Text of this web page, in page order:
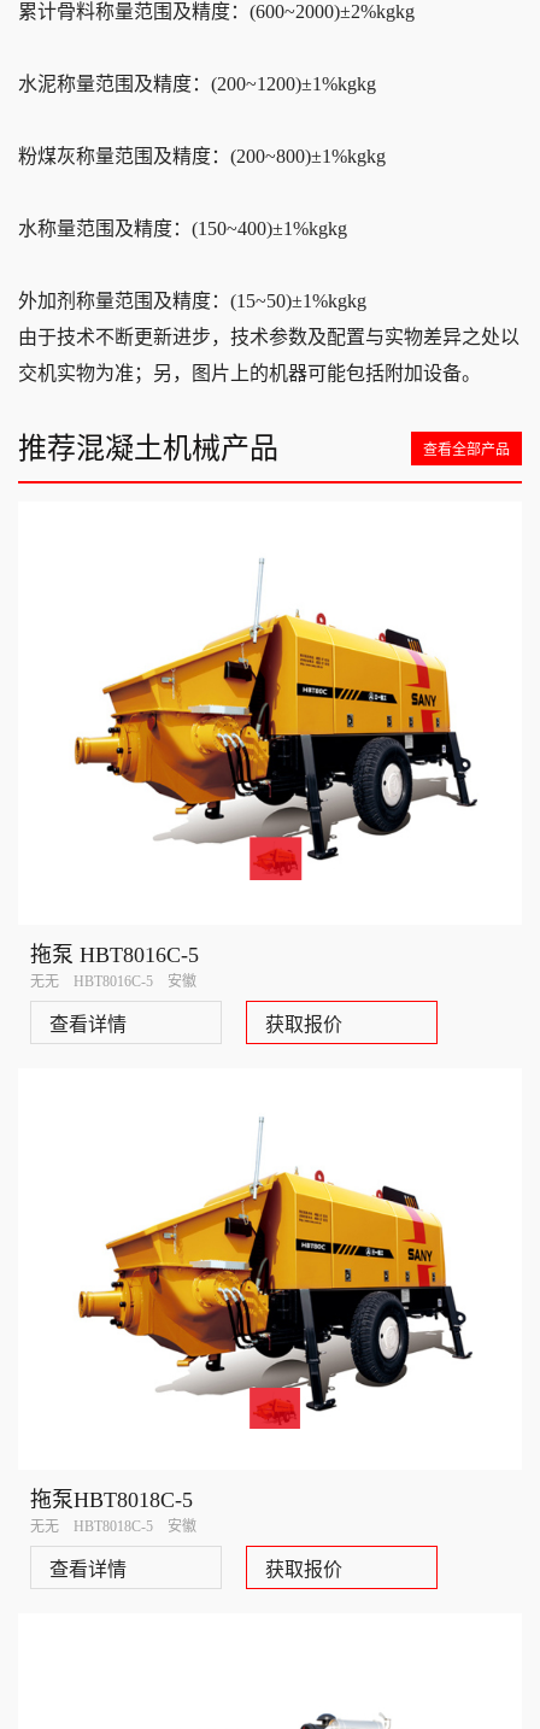
累计骨料称量范围及精度：(600~2000)±2%kgkg
水泥称量范围及精度：(200~1200)±1%kgkg
粉煤灰称量范围及精度：(200~800)±1%kgkg
水称量范围及精度：(150~400)±1%kgkg
外加剂称量范围及精度：(15~50)±1%kgkg
由于技术不断更新进步，技术参数及配置与实物差异之处以
交机实物为准；另，图片上的机器可能包括附加设备。
推荐混凝土机械产品 查看全部产品
拖泵 HBT8016C-5
无无 HBT8016C-5 安徽
查看详情 获取报价
拖泵HBT8018C-5
无无 HBT8018C-5 安徽
查看详情 获取报价